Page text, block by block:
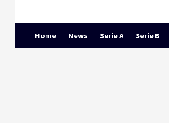
Home News Serie A Serie B